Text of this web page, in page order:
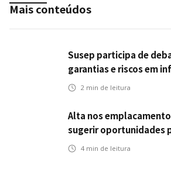
Mais conteúdos
Susep participa de
garantias e riscos em
transportes
2 min de leitura
Alta nos
sugerir oportunidades
automotivo
4 min de leitura